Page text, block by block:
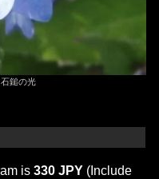
鎚の光
is 330 JPY (Include